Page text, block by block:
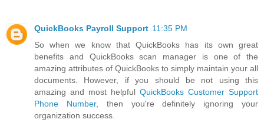
QuickBooks Payroll Support 11:35 PM
So when we know that QuickBooks has its own great
benefits and QuickBooks scan manager is one of the
amazing attributes of QuickBooks to simply maintain your all
documents. However, if you should be not using this
amazing and most helpful QuickBooks Customer Support
Phone Number, then you're definitely ignoring your
organization success.